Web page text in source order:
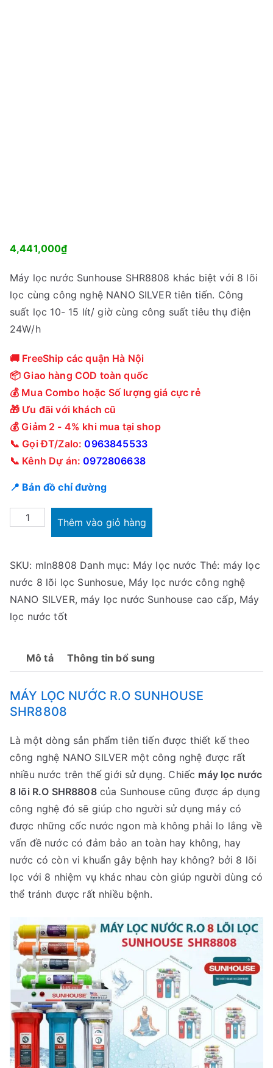
4,441,000₫
Máy lọc nước Sunhouse SHR8808 khác biệt với 8 lõi
lọc cùng công nghệ NANO SILVER tiên tiến. Công
suất lọc 10- 15 lít/ giờ cùng công suất tiêu thụ điện
24W/h
🚚 FreeShip các quận Hà Nội
📦 Giao hàng COD toàn quốc
💰 Mua Combo hoặc Số lượng giá cực rẻ
🎁 Ưu đãi với khách cũ
💰 Giảm 2 - 4% khi mua tại shop
📞 Gọi ĐT/Zalo:0963845533
📞 Kênh Dự án:0972806638
📍 Bản đồ chỉ đường
Máy
Sunhouse
SHR8808
số
lượng
Thêm vào giỏ hàng
SKU: mln8808 Danh mục: Máy lọc nước Thẻ: máy lọc
nước 8 lõi lọc Sunhosue, Máy lọc nước công nghệ
NANO SILVER, máy lọc nước Sunhouse cao cấp, Máy
lọc nước tốt
Mô tả Thông tin bổ sung
MÁY LỌC NƯỚC R.O SUNHOUSE
SHR8808
Là một dòng sản phẩm tiên tiến được thiết kế theo
công nghệ NANO SILVER một công nghệ được rất
nhiều nước trên thế giới sử dụng. Chiếc máy lọc nước
8 lõi R.O SHR8808của Sunhouse cũng được áp dụng
công nghệ đó sẽ giúp cho người sử dụng máy có
được những cốc nước ngon mà không phải lo lắng về
vấn đề nước có đảm bảo an toàn hay không, hay
nước có còn vi khuẩn gây bệnh hay không? bởi 8 lõi
lọc với 8 nhiệm vụ khác nhau còn giúp người dùng có
thể tránh được rất nhiều bệnh.